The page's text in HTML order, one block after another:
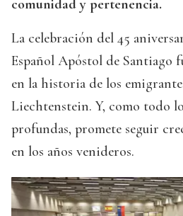
comunidad y pertenencia.
La celebración del 45
Español Apóstol de Santiago
en la historia de los
Liechtenstein. Y, como todo
profundas, promete seguir
en los años venideros.